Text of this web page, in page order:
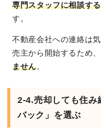
専門スタッフに相談す
す。
不動産会社への連絡は
売主から開始するため、
ません。
2-4.売却しても住み
バック」を選ぶ